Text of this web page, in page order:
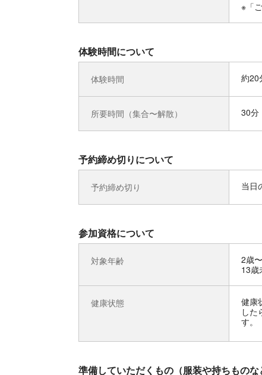
※「
体験時間について
体験時間 約20
所要時間（集合〜解散） 30分
予約締め切りについて
予約締め切り 当日
参加資格について
対象年齢
2歳〜
13歳
健康状態
健康
した
す。
準備していただくもの（服装や持ちものな